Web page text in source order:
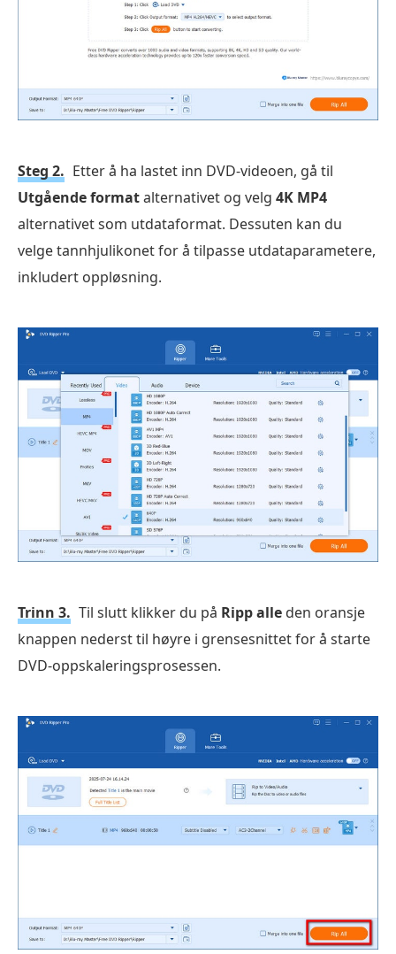
Steg 2. Etter å ha lastet inn DVD-videoen, gå til
Utgående formatalternativet og velg 4K MP4
alternativet som utdataformat. Dessuten kan du
velge tannhjulikonet for å tilpasse utdataparametere,
inkludert oppløsning.
Trinn 3. Til slutt klikker du på Ripp alle den oransje
knappen nederst til høyre i grensesnittet for å starte
DVD-oppskaleringsprosessen.